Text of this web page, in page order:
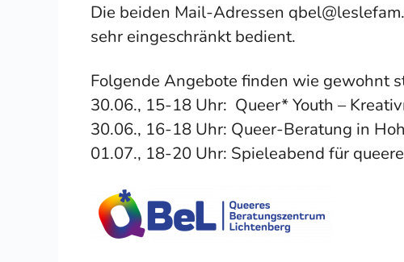
Die beiden Mail-Adressen
sehr eingeschränkt bedient.
Folgende Angebote finden wie gewohnt
30.06., 15-18 Uhr: Queer* Youth –
30.06., 16-18 Uhr: Queer-Beratung in
01.07., 18-20 Uhr: Spieleabend für